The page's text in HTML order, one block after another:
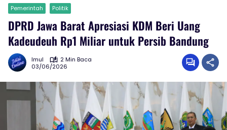
Pemerintah Politik
DPRD Jawa Barat Apresiasi KDM Beri Uang
Kadeudeuh Rp1 Miliar untuk Persib Bandung
Imul
2 Min Baca
03/06/2026